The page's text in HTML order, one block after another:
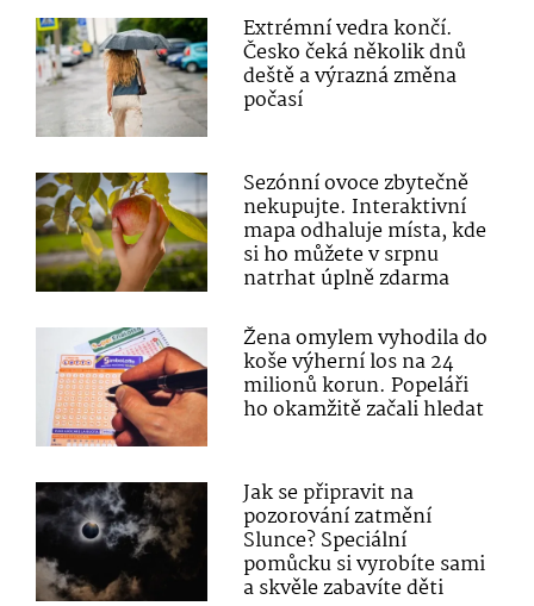
Extrémní vedra končí.
Česko čeká několik dnů
deště a výrazná změna
počasí
Sezónní ovoce zbytečně
nekupujte. Interaktivní
mapa odhaluje místa, kde
si ho můžete v srpnu
natrhat úplně zdarma
Žena omylem vyhodila do
koše výherní los na 24
milionů korun. Popeláři
ho okamžitě začali hledat
Jak se připravit na
pozorování zatmění
Slunce? Speciální
pomůcku si vyrobíte sami
a skvěle zabavíte děti